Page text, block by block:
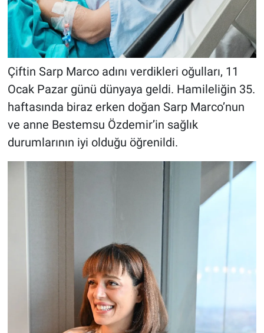
Çiftin Sarp Marco adını verdikleri oğulları, 11
Ocak Pazar günü dünyaya geldi. Hamileliğin 35.
haftasında biraz erken doğan Sarp Marco’nun
ve anne Bestemsu Özdemir’in sağlık
durumlarının iyi olduğu öğrenildi.